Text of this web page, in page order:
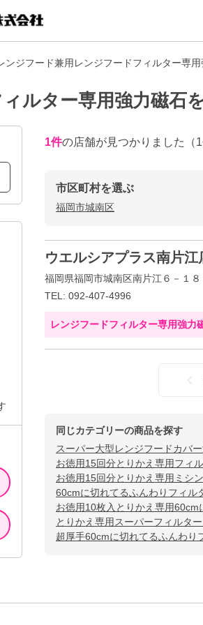
ンジフード兼用レンジフードフィルター専
ルター専用強力磁石
1件の店舗が見つかりました （
市区町村を選ぶ
福岡市城南区
ウエルシアプラス南片江
福岡県福岡市城南区南片江６－１８
TEL: 092-407-4996
レンジフードフィルター専用強力
同じカテゴリーの商品を探す
スーパー大型レンジフードカバ
お徳用15回分とりかえ専用フィ
お徳用15回分とりかえ専用ミシ
60cmに切れてるふんわりフィル
お徳用10枚入とりかえ専用
とりかえ専用スーパーフィルタ
超厚手60cmに切れてるふんわり